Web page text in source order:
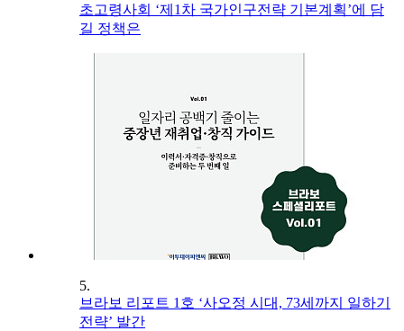
초고령사회 ‘제1차 국가인구전략 기본계획’에 담
길 정책은
5.
브라보 리포트 1호 ‘사오정 시대, 73세까지 일하기
전략’ 발간